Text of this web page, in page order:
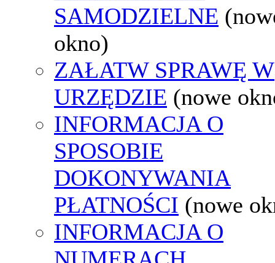
SAMODZIELNE
okno)
ZAŁATW SPRAWĘ W
URZĘDZIE (nowe
INFORMACJA O
SPOSOBIE
DOKONYWANIA
PŁATNOŚCI (nowe
INFORMACJA O